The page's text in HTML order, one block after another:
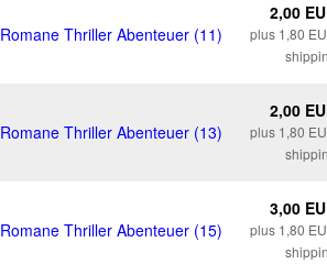
Romane Thriller Abenteuer (11)
2,00
plus 1,80
Romane Thriller Abenteuer (13)
2,00
plus 1,80
Romane Thriller Abenteuer (15)
3,00
plus 1,80